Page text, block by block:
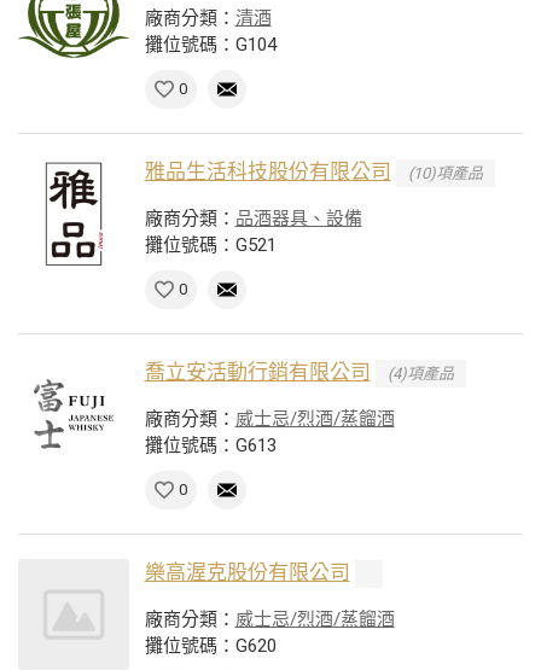
廠商分類： 清酒
攤位號碼：G104
0
雅品生活科技股份有限公司 (10)項產品
廠商分類： 品酒器具、設備
攤位號碼：G521
0
喬立安活動行銷有限公司 (4)項產品
廠商分類： 威士忌/烈酒/蒸餾酒
攤位號碼：G613
0
樂高渥克股份有限公司
廠商分類： 威士忌/烈酒/蒸餾酒
攤位號碼：G620